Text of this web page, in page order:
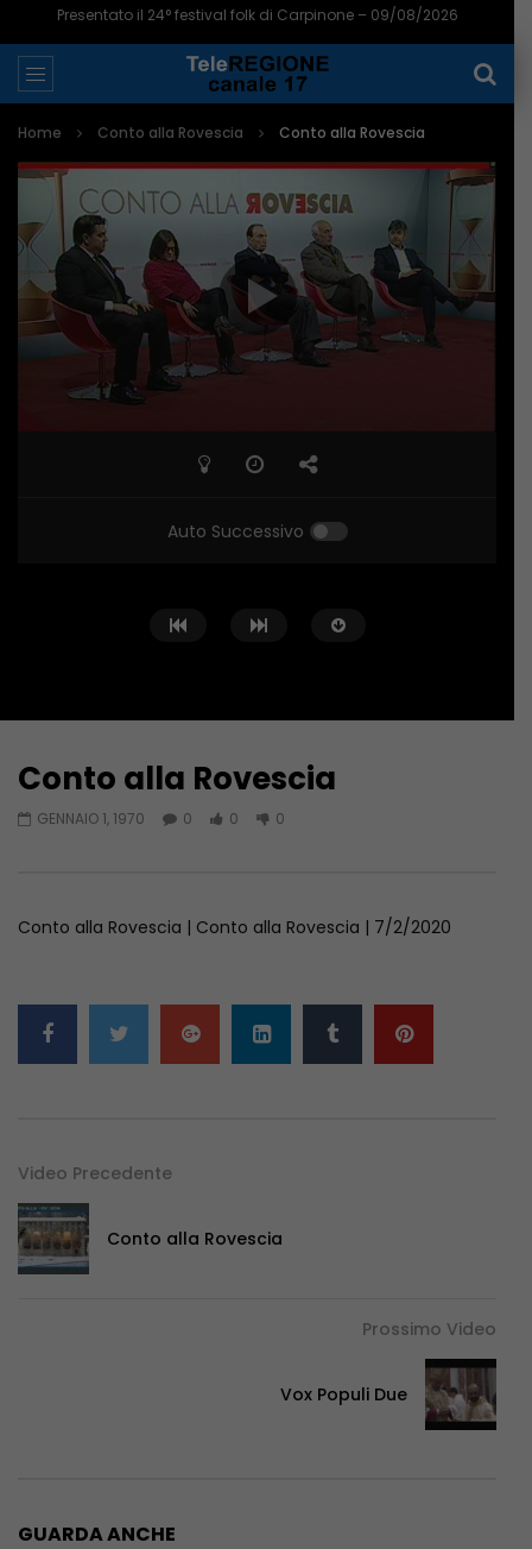
Presentato il 24° festival folk di Carpinone – 09/08/2026
Home Conto alla Rovescia Conto alla Rovescia
Auto Successivo
Conto alla Rovescia
GENNAIO 1, 1970 0 0 0
Conto alla Rovescia | Conto alla Rovescia | 7/2/2020
Video Precedente
Conto alla Rovescia
Prossimo Video
Vox Populi Due
GUARDA ANCHE